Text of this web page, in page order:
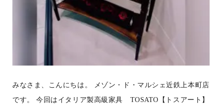
みなさま、こんにちは。 メゾン・ド・マルシェ近鉄上本町店
です。 今回はイタリア製高級家具 TOSATO【トスアート】